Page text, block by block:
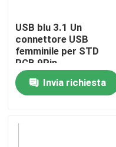
Casa
USB blu 3.1 Un
connettore USB
femminile per STD
PCB 9Pin
Invia richiesta